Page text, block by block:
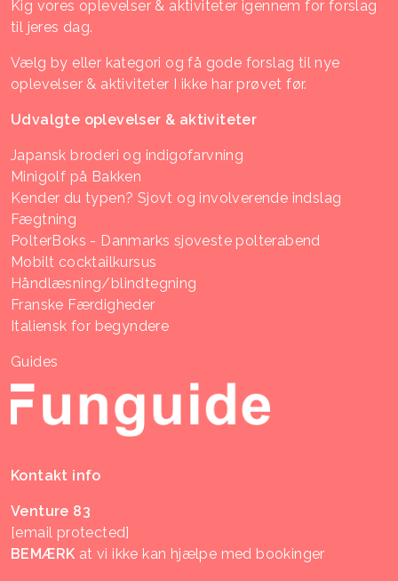
Kig vores oplevelser & aktiviteter igennem for forslag
til jeres dag.
Vælg by eller kategori og få gode forslag til nye
oplevelser & aktiviteter I ikke har prøvet før.
Udvalgte oplevelser & aktiviteter
Japansk broderi og indigofarvning
Minigolf på Bakken
Kender du typen? Sjovt og involverende indslag
Fægtning
PolterBoks - Danmarks sjoveste polterabend
Mobilt cocktailkursus
Håndlæsning/blindtegning
Franske Færdigheder
Italiensk for begyndere
Guides
Kontakt info
Venture 83
[email protected]
BEMÆRK at vi ikke kan hjælpe med bookinger